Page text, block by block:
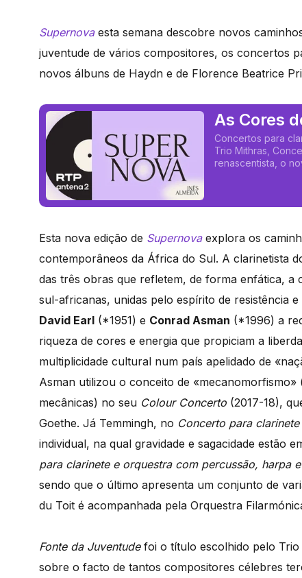
Supernovaesta semana descobre novos
juventude de vários compositores, os concertos
novos álbuns de Haydn e de Florence Beatrice
As Cores
Concertos para
Trio Mithras,
renascentista, o
Esta nova edição de Supernovaexplora os
contemporâneos da África do Sul. A clarinetista
das três obras que refletem, de forma enfática, a
sul-africanas, unidas pelo espírito de resistência
David Earl (*1951) e Conrad Asman (*1996) a
riqueza de cores e energia que propiciam a
multiplicidade cultural num país apelidado de
Asman utilizou o conceito de
mecânicas) no seu Colour Concerto (2017-18),
Goethe. Já Temmingh, no Concerto para clarinete
individual, na qual gravidade e sagacidade estão
para clarinete e orquestra com percussão, harpa
sendo que o último apresenta um conjunto de
du Toit é acompanhada pela Orquestra
Fonte da Juventudefoi o título escolhido pelo
sobre o facto de tantos compositores célebres